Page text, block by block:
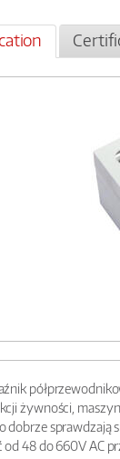
żywności,
dobrze sprawdzają
od 48 do 660V AC